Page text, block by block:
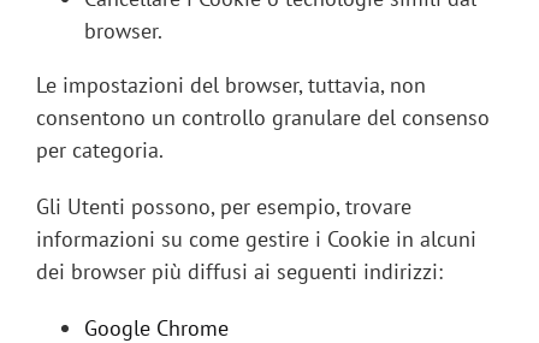
browser.
Le impostazioni del browser, tuttavia, non
consentono un controllo granulare del consenso
per categoria.
Gli Utenti possono, per esempio, trovare
informazioni su come gestire i Cookie in alcuni
dei browser più diffusi ai seguenti indirizzi:
Google Chrome